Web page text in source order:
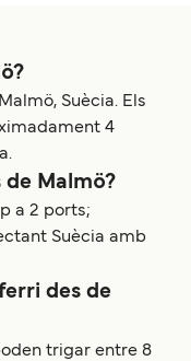
Suècia. Els
4
Malmö?
a 2 ports;
Suècia amb
des de
trigar entre 8